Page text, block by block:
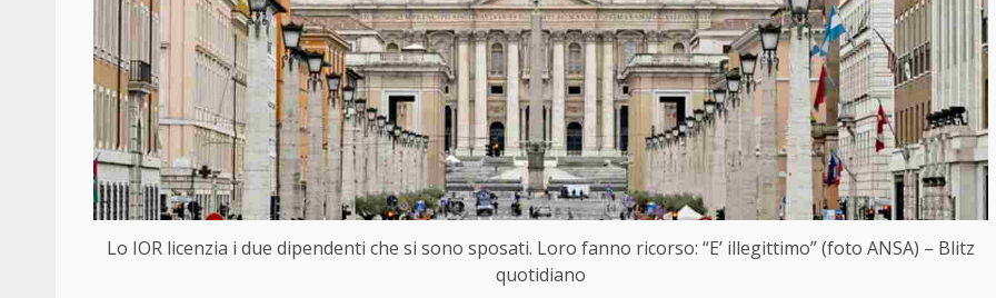
Lo IOR licenzia i due dipendenti che si sono sposati. Loro fanno ricorso: “E’ illegittimo” (foto ANSA) – Blitz
quotidiano